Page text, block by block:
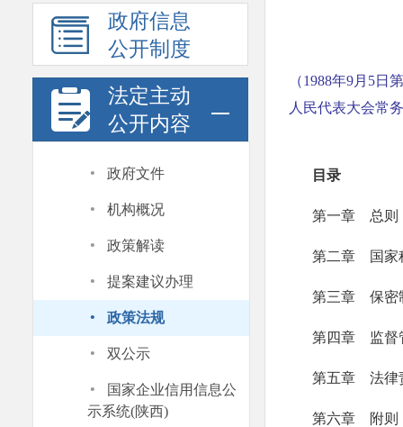
政府信息
公开制度
法定主动
公开内容
· 政府文件
· 机构概况
· 政策解读
· 提案建议办理
· 政策法规
· 双公示
·
国家企业信用信息公
示系统(陕西)
（1988年9月5
人民代表大会常
目录
第一章 总则
第二章 国家
第三章 保密
第四章 监督
第五章 法律
第六章 附则